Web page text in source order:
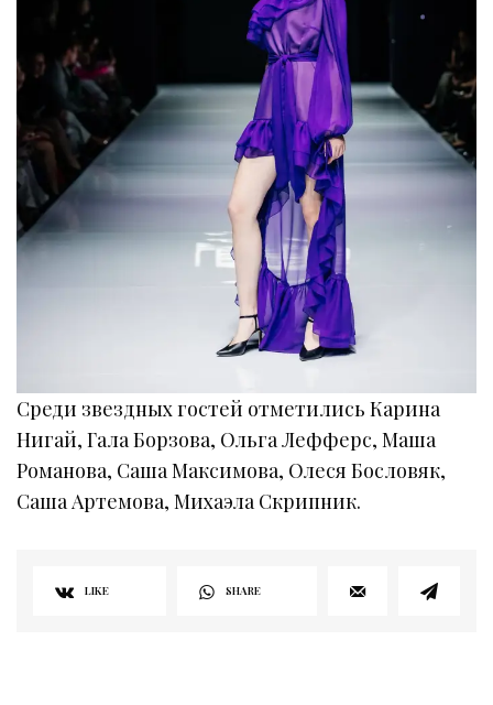
Среди звездных гостей отметились Карина
Нигай, Гала Борзова, Ольга Лефферс, Маша
Романова, Саша Максимова, Олеся Бословяк,
Саша Артемова, Михаэла Скрипник.
LIKE SHARE